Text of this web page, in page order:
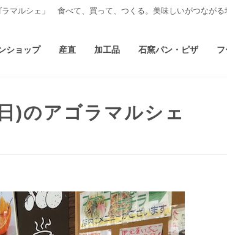
マルシェ」 食べて、買って、つくる。美味しいがつなが
ショップ 産直 加工品 石窯パン・ピザ フ
)のアゴラマルシェ